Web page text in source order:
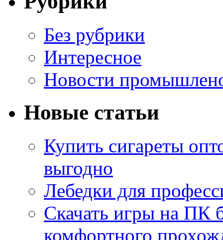
Без рубрики
Интересное
Новости
Новые статьи
Купить сигареты
выгодно
Лебедки для
Скачать игры на ПК
комфортного